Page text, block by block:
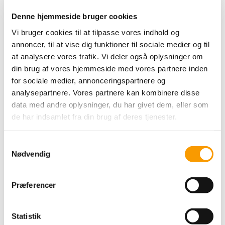
Denne hjemmeside bruger cookies
Vi bruger cookies til at tilpasse vores indhold og
annoncer, til at vise dig funktioner til sociale medier og til
at analysere vores trafik. Vi deler også oplysninger om
din brug af vores hjemmeside med vores partnere inden
for sociale medier, annonceringspartnere og
analysepartnere. Vores partnere kan kombinere disse
data med andre oplysninger, du har givet dem, eller som
de har indsamlet fra din brug af deres tjenester.
Nødvendig
Præferencer
Statistik
Sophie Shawl Kit
PetiteKnit
135,00 DKK
VIS PRODUKT